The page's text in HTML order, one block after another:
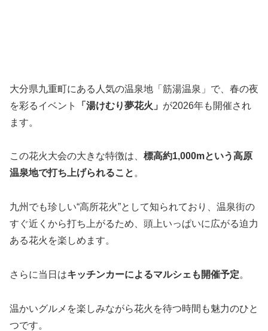
大分県九重町にある人気の温泉地「筋湯温泉」で、春の夜
を彩るイベント
「湯けむり夢花火」 が2026年も開催され
ます。
この花火大会の大きな特徴は、 標高約1,000mという高原
温泉地で打ち上げられること。
九州でも珍しい“高所花火”として知られており、温泉街の
すぐ近くから打ち上がるため、頭上いっぱいに広がる迫力
ある花火を楽しめます。
さらに当日はキッチンカーによるマルシェも開催予定。
温かいグルメを楽しみながら花火を待つ時間も魅力のひと
つです。